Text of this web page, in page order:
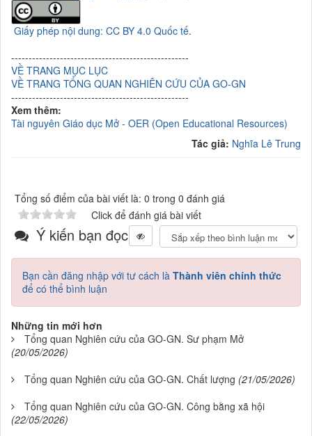
Giấy phép nội dung: CC BY 4.0 Quốc tế.
---------------------------------------------------
VỀ TRANG MỤC LỤC
VỀ TRANG TỔNG QUAN NGHIÊN CỨU CỦA GO-GN
---------------------------------------------------
Xem thêm:
Tài nguyên Giáo dục Mở - OER (Open Educational Resources)
Tác giả: Nghĩa Lê Trung
Tổng số điểm của bài viết là: 0 trong 0 đánh giá
Click để đánh giá bài viết
Ý kiến bạn đọc
Bạn cần đăng nhập với tư cách là Thành viên chính thức
để có thể bình luận
Những tin mới hơn
Tổng quan Nghiên cứu của GO-GN. Sư phạm Mở
(20/05/2026)
Tổng quan Nghiên cứu của GO-GN. Chất lượng (21/05/2026)
Tổng quan Nghiên cứu của GO-GN. Công bằng xã hội
(22/05/2026)